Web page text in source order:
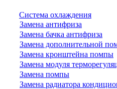
Система охлаждения
Замена антифриза
Замена бачка антифриза
Замена дополнительной
Замена кронштейна помпы
Замена модуля
Замена помпы
Замена радиатора